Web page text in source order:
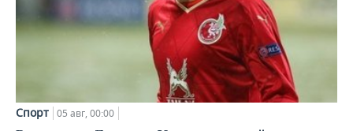
Спорт 05 авг, 00:00